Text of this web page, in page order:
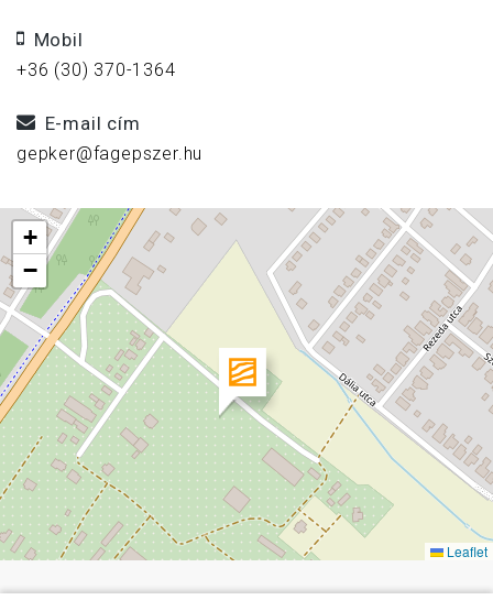
Mobil
+36 (30) 370-1364
E-mail cím
gepker@fagepszer.hu
+
−
Leaflet